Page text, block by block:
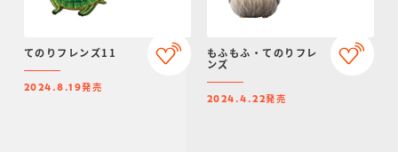
てのりフレンズ11
2024.8.19発売
もふもふ・てのりフレ
ンズ
2024.4.22発売